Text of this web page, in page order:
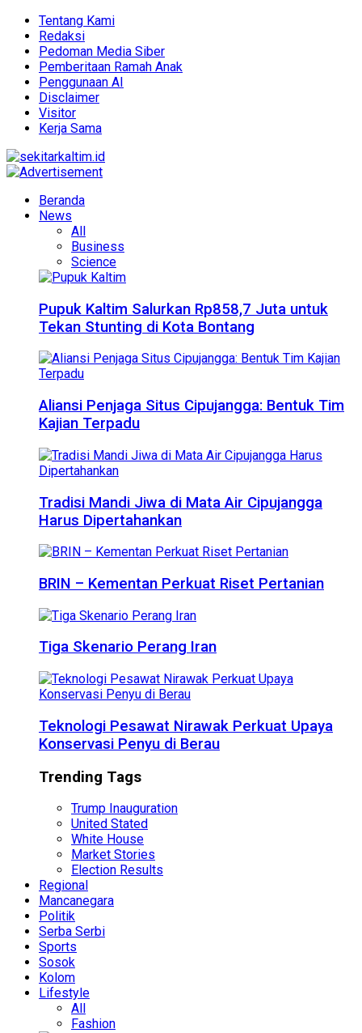
Tentang Kami
Redaksi
Pedoman Media Siber
Pemberitaan Ramah Anak
Penggunaan AI
Disclaimer
Visitor
Kerja Sama
Beranda
News
All
Business
Science
Pupuk Kaltim Salurkan Rp858,7 Juta untuk
Tekan Stunting di Kota Bontang
Aliansi Penjaga Situs Cipujangga: Bentuk Tim
Kajian Terpadu
Tradisi Mandi Jiwa di Mata Air Cipujangga
Harus Dipertahankan
BRIN – Kementan Perkuat Riset Pertanian
Tiga Skenario Perang Iran
Teknologi Pesawat Nirawak Perkuat Upaya
Konservasi Penyu di Berau
Trending Tags
Trump Inauguration
United Stated
White House
Market Stories
Election Results
Regional
Mancanegara
Politik
Serba Serbi
Sports
Sosok
Kolom
Lifestyle
All
Fashion